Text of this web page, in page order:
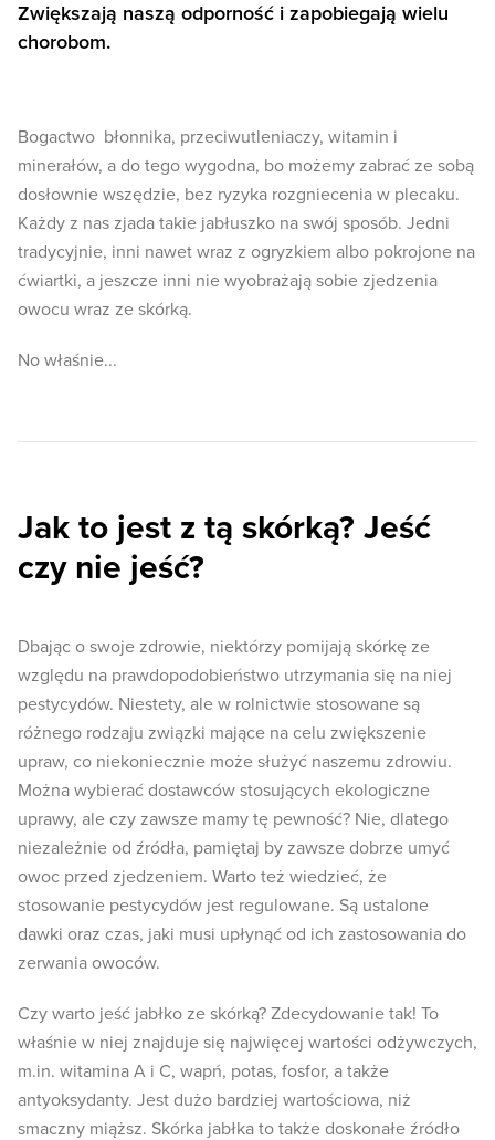
Zwiększają naszą odporność i zapobiegają wielu
chorobom.
Bogactwo błonnika, przeciwutleniaczy, witamin i
minerałów, a do tego wygodna, bo możemy zabrać ze sobą
dosłownie wszędzie, bez ryzyka rozgniecenia w plecaku.
Każdy z nas zjada takie jabłuszko na swój sposób. Jedni
tradycyjnie, inni nawet wraz z ogryzkiem albo pokrojone na
ćwiartki, a jeszcze inni nie wyobrażają sobie zjedzenia
owocu wraz ze skórką.
No właśnie...
Jak to jest z tą skórką? Jeść
czy nie jeść?
Dbając o swoje zdrowie, niektórzy pomijają skórkę ze
względu na prawdopodobieństwo utrzymania się na niej
pestycydów. Niestety, ale w rolnictwie stosowane są
różnego rodzaju związki mające na celu zwiększenie
upraw, co niekoniecznie może służyć naszemu zdrowiu.
Można wybierać dostawców stosujących ekologiczne
uprawy, ale czy zawsze mamy tę pewność? Nie, dlatego
niezależnie od źródła, pamiętaj by zawsze dobrze umyć
owoc przed zjedzeniem. Warto też wiedzieć, że
stosowanie pestycydów jest regulowane. Są ustalone
dawki oraz czas, jaki musi upłynąć od ich zastosowania do
zerwania owoców.
Czy warto jeść jabłko ze skórką? Zdecydowanie tak! To
właśnie w niej znajduje się najwięcej wartości odżywczych,
m.in. witamina A i C, wapń, potas, fosfor, a także
antyoksydanty. Jest dużo bardziej wartościowa, niż
smaczny miąższ. Skórka jabłka to także doskonałe źródło